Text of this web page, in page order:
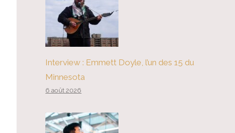
Interview : Emmett Doyle, l’un des 15 du
Minnesota
6 août 2026